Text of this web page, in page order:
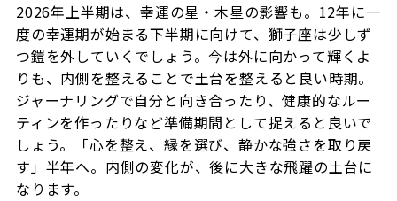
2026年上半期は、幸運の星・木星の影響も。12年に一
度の幸運期が始まる下半期に向けて、獅子座は少しず
つ鎧を外していくでしょう。今は外に向かって輝くよ
りも、内側を整えることで土台を整えると良い時期。
ジャーナリングで自分と向き合ったり、健康的なルー
ティンを作ったりなど準備期間として捉えると良いで
しょう。「心を整え、縁を選び、静かな強さを取り戻
す」半年へ。内側の変化が、後に大きな飛躍の土台に
なります。